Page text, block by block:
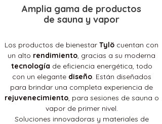
Amplia gama de productos
de sauna y vapor
Los productos de bienestar Tylö cuentan con
un alto rendimiento , gracias a su moderna
tecnología de eficiencia energética, todo
con un elegante diseño. Están diseñados
para brindar una completa experiencia de
rejuvenecimiento, para sesiones de sauna o
vapor de primer nivel.
Soluciones innovadoras y materiales de